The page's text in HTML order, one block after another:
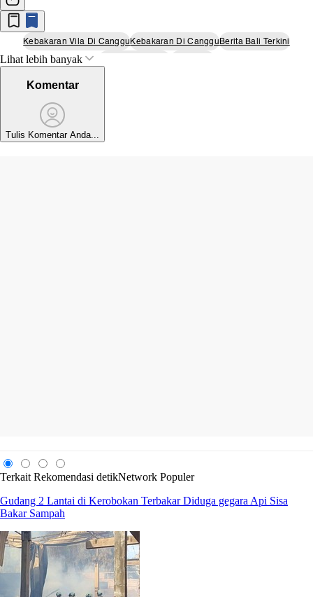
Kebakaran Vila Di CangguKebakaran Di CangguBerita Bali Terkini
Lihat lebih banyak
Komentar
Tulis Komentar Anda...
Terkait Rekomendasi detikNetwork Populer
Gudang 2 Lantai di Kerobokan Terbakar Diduga gegara Api Sisa
Bakar Sampah